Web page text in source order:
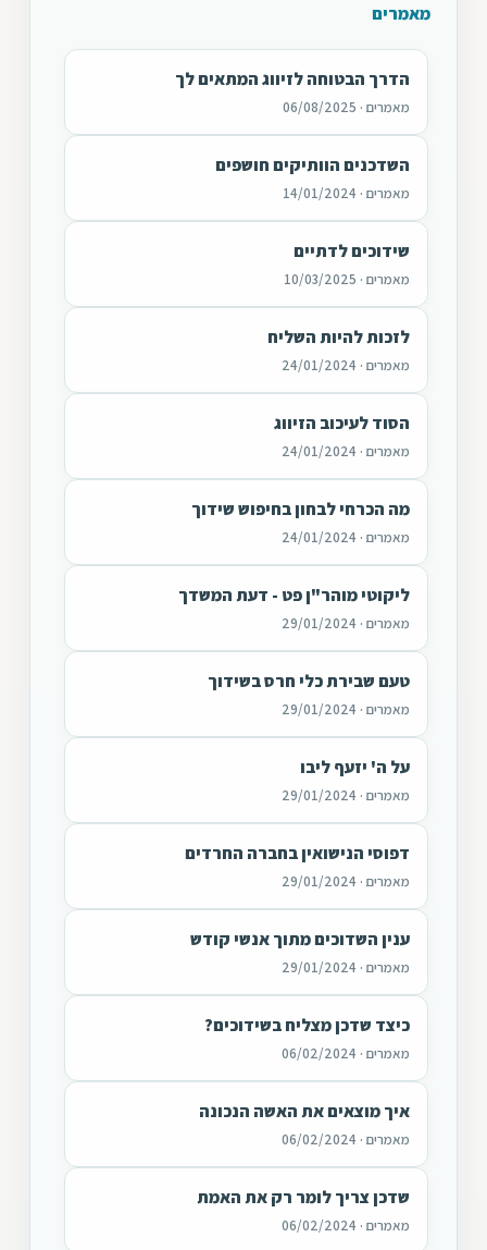
מאמרים
הדרך הבטוחה לזיווג המתאים לך
מאמרים · 06/08/2025
השדכנים הוותיקים חושפים
מאמרים · 14/01/2024
שידוכים לדתיים
מאמרים · 10/03/2025
לזכות להיות השליח
מאמרים · 24/01/2024
הסוד לעיכוב הזיווג
מאמרים · 24/01/2024
מה הכרחי לבחון בחיפוש שידוך
מאמרים · 24/01/2024
ליקוטי מוהר"ן פט - דעת המשדך
מאמרים · 29/01/2024
טעם שבירת כלי חרס בשידוך
מאמרים · 29/01/2024
על ה' יזעף ליבו
מאמרים · 29/01/2024
דפוסי הנישואין בחברה החרדים
מאמרים · 29/01/2024
ענין השדוכים מתוך אנשי קודש
מאמרים · 29/01/2024
כיצד שדכן מצליח בשידוכים?
מאמרים · 06/02/2024
איך מוצאים את האשה הנכונה
מאמרים · 06/02/2024
שדכן צריך לומר רק את האמת
מאמרים · 06/02/2024